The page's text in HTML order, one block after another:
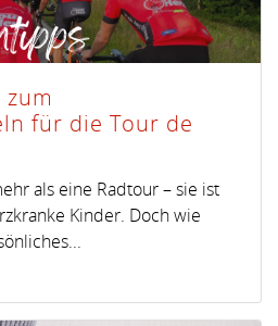
für die Tour de
als eine Radtour – sie ist
Kinder. Doch wie